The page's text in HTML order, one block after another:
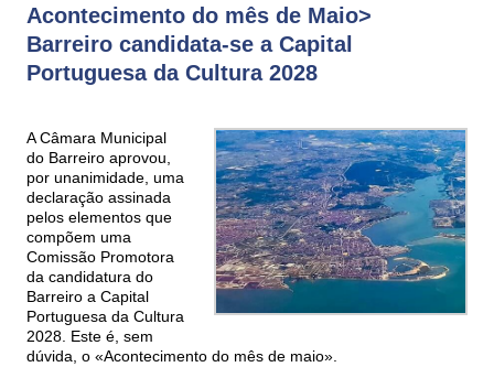
Acontecimento do mês de Maio>
Barreiro candidata-se a Capital
Portuguesa da Cultura 2028
A Câmara Municipal
do Barreiro aprovou,
por unanimidade, uma
declaração assinada
pelos elementos que
compõem uma
Comissão Promotora
da candidatura do
Barreiro a Capital
Portuguesa da Cultura
2028. Este é, sem
dúvida, o «Acontecimento do mês de maio».